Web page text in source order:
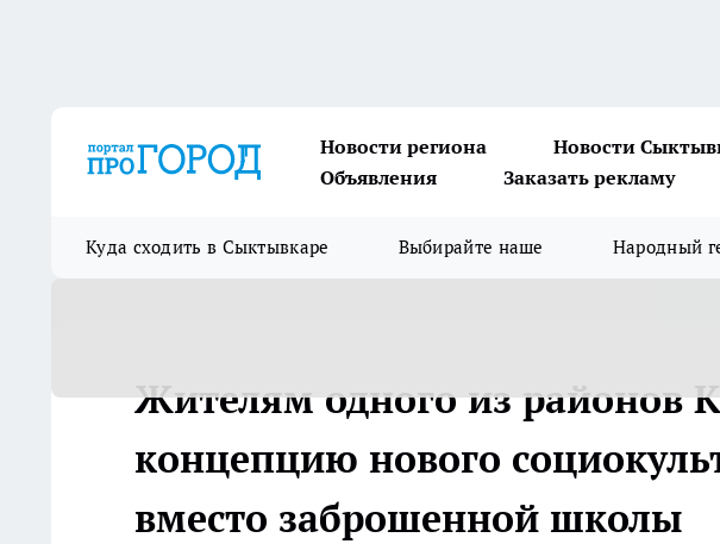
Новости региона Новости
Объявления
Заказать рекламу
Куда сходить в Сыктывкаре Выбирайте наше Народный
Жителям одного из районов
концепцию нового
вместо заброшенной школы